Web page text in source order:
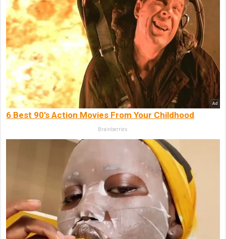
6 Best 90’s Action Movies From Your Childhood
Brainberries